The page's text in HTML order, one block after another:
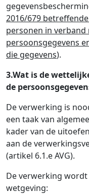
2016/679
personen in
persoonsgegevens
die gegevens).
3.Wat is de
de
De verwerking is
een taak van
kader van de
aan de
(artikel 6.1.e AVG).
De verwerking
wetgeving: